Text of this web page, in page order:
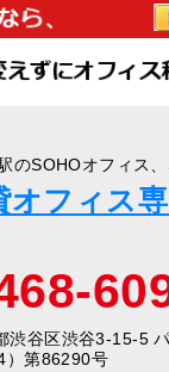
のSOHOオフィス
オフィス
渋谷区渋谷3-15-5
）第86290号